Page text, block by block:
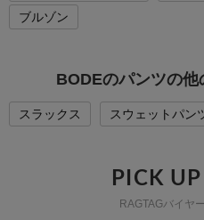
ブルゾン
BODEのパンツの
スラックス スウェットパン
PICK
RAGTAGバイヤ